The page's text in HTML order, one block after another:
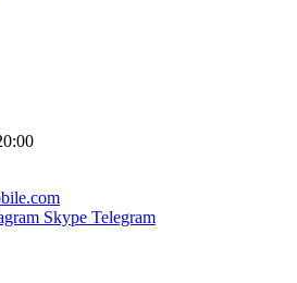
Skype Telegram